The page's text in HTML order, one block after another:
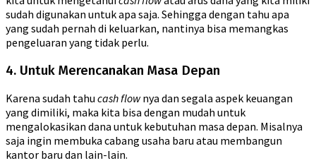
sudah digunakan untuk apa saja. Sehingga dengan tahu apa
yang sudah pernah di keluarkan, nantinya bisa memangkas
pengeluaran yang tidak perlu.
4. Untuk Merencanakan Masa Depan
Karena sudah tahu cash flownya dan segala aspek keuangan
yang dimiliki, maka kita bisa dengan mudah untuk
mengalokasikan dana untuk kebutuhan masa depan. Misalnya
saja ingin membuka cabang usaha baru atau membangun
kantor baru dan lain-lain.